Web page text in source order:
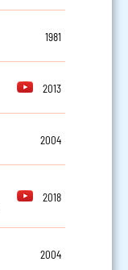
1981
2013
2004
2018
2004